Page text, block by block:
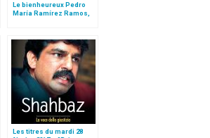
Le bienheureux Pedro
María Ramírez Ramos,
Les titres du mardi 28